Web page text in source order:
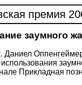
премия
заумного
Даниел
Прикладная